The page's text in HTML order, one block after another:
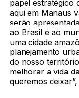
papel estratégico
aqui em Manaus
serão
ao Brasil e ao
uma cidade
planejamento
do nosso
melhorar a vida
queremos